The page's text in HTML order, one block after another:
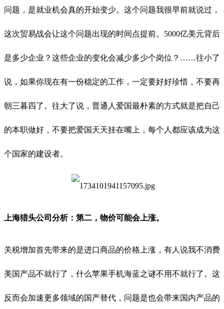
问题，是就业机会真的开始变少。这个问题我很早前就说过，
这次贸易战会让这个问题出现的时间点提前。5000亿美元背后
是多少企业？这些企业的变化会减少多少个岗位？……往小了
说，如果你现在有一份稳定的工作，一定要好好珍惜，不要再
朝三暮四了。往大了说，普通人爱国最朴素的方式就是把自己
的本职做好，不要把爱国天天挂在嘴上，每个人都应该成为这
个国家的建设者。
上海猎头公司分析： 第二， 物价可能会上涨。
关税增加首先带来的是进口商品的价格上涨，有人说我不消费
美国产品不就行了，什么苹果手机海蓝之谜不用不就行了。这
反而会加速更多领域的国产替代，问题是也会带来国内产品的